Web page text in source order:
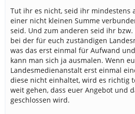
Tut ihr es nicht, seid ihr mindestens
einer nicht kleinen Summe
seid. Und zum anderen seid ihr
bei der für euch zuständigen
was das erst einmal für Aufwand
kann man sich ja ausmalen. Wenn
Landesmedienanstalt erst einmal
diese nicht einhaltet, wird es richtig
weit gehen, dass euer Angebot und
geschlossen wird.